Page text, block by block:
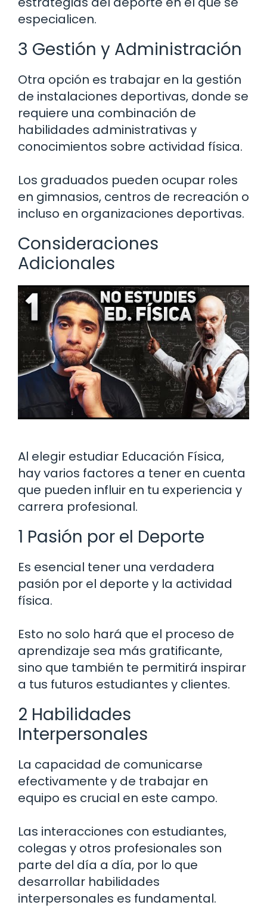
especialicen.
3 Gestión y Administración
Otra opción es trabajar en la gestión
de instalaciones deportivas, donde se
requiere una combinación de
habilidades administrativas y
conocimientos sobre actividad física.
Los graduados pueden ocupar roles
en gimnasios, centros de recreación o
incluso en organizaciones deportivas.
Consideraciones
Adicionales
Al elegir estudiar Educación Física,
hay varios factores a tener en cuenta
que pueden influir en tu experiencia y
carrera profesional.
1 Pasión por el Deporte
Es esencial tener una verdadera
pasión por el deporte y la actividad
física.
Esto no solo hará que el proceso de
aprendizaje sea más gratificante,
sino que también te permitirá inspirar
a tus futuros estudiantes y clientes.
2 Habilidades
Interpersonales
La capacidad de comunicarse
efectivamente y de trabajar en
equipo es crucial en este campo.
Las interacciones con estudiantes,
colegas y otros profesionales son
parte del día a día, por lo que
desarrollar habilidades
interpersonales es fundamental.